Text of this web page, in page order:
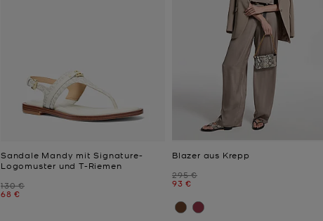
Sandale Mandy mit Signature-
Logomuster und T-Riemen
Zuvor
130 €
Jetzt
68 €
Blazer aus Krepp
Zuvor
295 €
Jetzt
93 €